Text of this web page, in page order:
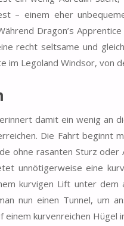
– einem eher
Dragon’s
recht seltsame und
im Legoland Windsor, von
damit ein wenig an
Die Fahrt beginnt
ohne rasanten Sturz oder
unnötigerweise eine
kurvigen Lift unter dem
nun einen Tunnel, um
einem kurvenreichen Hügel